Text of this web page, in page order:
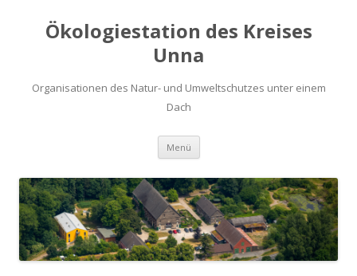
Ökologiestation des Kreises
Unna
Organisationen des Natur- und Umweltschutzes unter einem
Dach
Menü Zum
springen